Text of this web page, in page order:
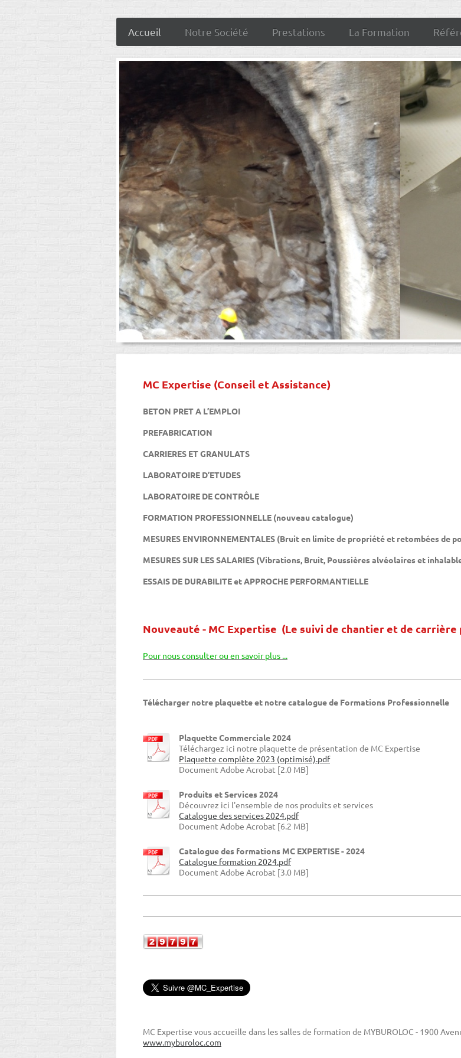
Accueil Notre Société Prestations La Formation
MC Expertise (Conseil et Assistance)
BETON PRET A L’EMPLOI
PREFABRICATION
CARRIERES ET GRANULATS
LABORATOIRE D’ETUDES
LABORATOIRE DE CONTRÔLE
FORMATION PROFESSIONNELLE (nouveau catalogue)
MESURES ENVIRONNEMENTALES (Bruit en limite de propriété et retombées de
MESURES SUR LES SALARIES (Vibrations, Bruit, Poussières alvéolaires et
ESSAIS DE DURABILITE et APPROCHE PERFORMANTIELLE
Nouveauté - MC Expertise (Le suivi de chantier et de carrière
Pour nous consulter ou en savoir plus ...
Télécharger notre plaquette et notre catalogue de Formations Professionnelle
Plaquette Commerciale 2024
Téléchargez ici notre plaquette de présentation de MC Expertise
Plaquette complète 2023 (optimisé).pdf
Document Adobe Acrobat [2.0 MB]
Produits et Services 2024
Découvrez ici l'ensemble de nos produits et services
Catalogue des services 2024.pdf
Document Adobe Acrobat [6.2 MB]
Catalogue des formations MC EXPERTISE - 2024
Catalogue formation 2024.pdf
Document Adobe Acrobat [3.0 MB]
MC Expertise vous accueille dans les salles de formation de MYBUROLOC - 1900
www.myburoloc.com